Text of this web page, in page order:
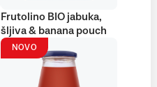
Frutolino BIO jabuka,
šljiva & banana pouch
NOVO